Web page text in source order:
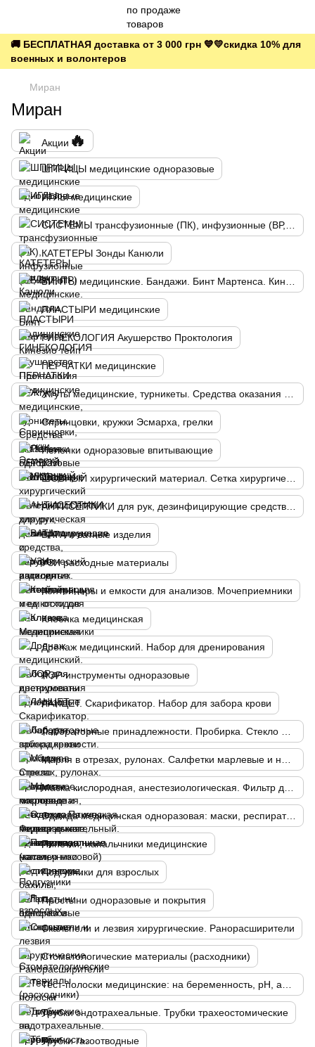
🚚 БЕСПЛАТНАЯ доставка от 3 000 грн 💙💛скидка 10% для
военных и волонтеров
Миран
Миран
Акции 🔥
ШПРИЦЫ медицинские одноразовые
ИГЛЫ медицинские
КАТЕТЕРЫ Зонды Канюли
ПЛАСТЫРИ медицинские
ГИНЕКОЛОГИЯ Акушерство Проктология
ПЕРЧАТКИ медицинские
Спринцовки, кружки Эсмарха, грелки
Пеленки одноразовые впитывающие
ВАТА и ватные изделия
УЗИ расходные материалы
Контейнеры и емкости для анализов. Мочеприемники
Клеенка медицинская
Дренаж медицинский. Набор для дренирования
ЛОР-инструменты одноразовые
ЛАНЦЕТ. Скарификатор. Набор для забора крови
Одежда медицинская одноразовая: маски, респираторы, бахилы, халаты, шапочки и т.п.
Пипетки, напальчники медицинские
Подгузники для взрослых
Простыни одноразовые и покрытия
Скальпели и лезвия хирургические. Ранорасширители
Стоматологические материалы (расходники)
Трубки эндотрахеальные. Трубки трахеостомические
Трубки газоотводные